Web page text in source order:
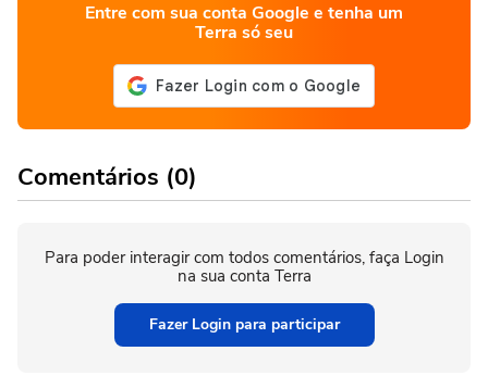
Entre com sua conta Google e tenha um
Terra só seu
Comentários (0)
Para poder interagir com todos comentários, faça Login
na sua conta Terra
Fazer Login para participar